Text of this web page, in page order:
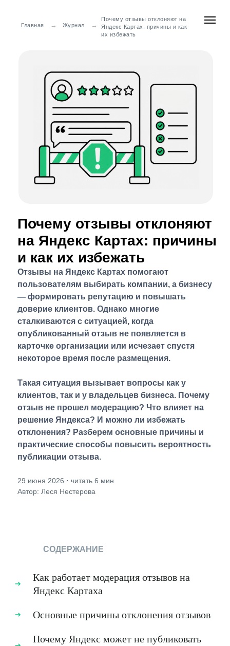
Журнал
Главная →
Почему отзывы отклоняют на
Яндекс Картах: причины и как
их избежать
→
Почему отзывы отклоняют
на Яндекс Картах: причины
и как их избежать
Отзывы на Яндекс Картах помогают
пользователям выбирать компании, а бизнесу
— формировать репутацию и повышать
доверие клиентов. Однако многие
сталкиваются с ситуацией, когда
опубликованный отзыв не появляется в
карточке организации или исчезает спустя
некоторое время после размещения.
Такая ситуация вызывает вопросы как у
клиентов, так и у владельцев бизнеса. Почему
отзыв не прошел модерацию? Что влияет на
решение Яндекса? И можно ли избежать
отклонения? Разберем основные причины и
практические способы повысить вероятность
публикации отзыва.
29 июня 2026 · читать 6 мин
Автор: Леся Нестерова
СОДЕРЖАНИЕ
Как работает модерация отзывов на
Яндекс Картахa
Основные причины отклонения отзывов
Почему Яндекс может не публиковать